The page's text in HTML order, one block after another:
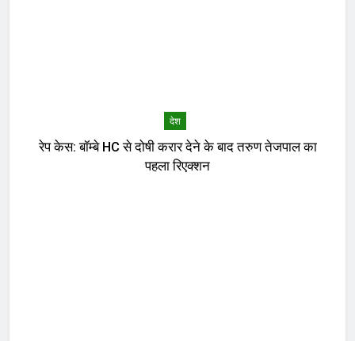
देश
रेप केस: बॉम्बे HC से दोषी करार देने के बाद तरुण तेजपाल का
पहला रिएक्शन